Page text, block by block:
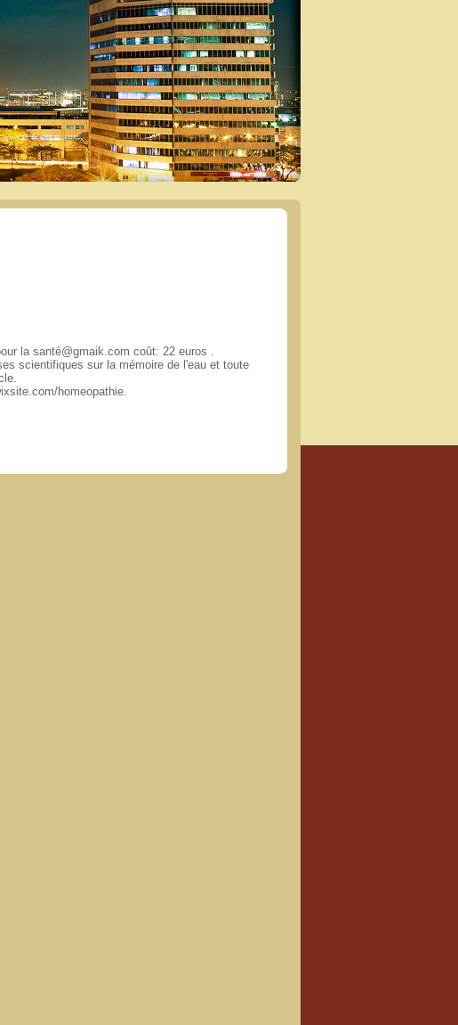
la santé@gmaik.com coût: 22 euros .
scientifiques sur la mémoire de l'eau et toute
homeopathie.